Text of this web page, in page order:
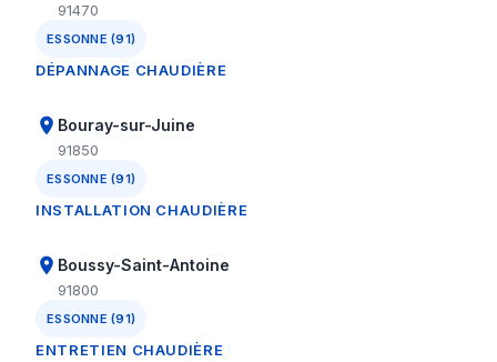
91470
ESSONNE (91)
DÉPANNAGE CHAUDIÈRE
Bouray-sur-Juine
91850
ESSONNE (91)
INSTALLATION CHAUDIÈRE
Boussy-Saint-Antoine
91800
ESSONNE (91)
ENTRETIEN CHAUDIÈRE